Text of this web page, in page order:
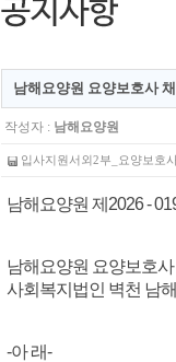
남해요양원 요양보호사
작성자 : 남해요양원
입사지원서외2부_요양보호
남해요양원 제2026 -
남해요양원 요양보호
사회복지법인 벽천 남
-아 래-